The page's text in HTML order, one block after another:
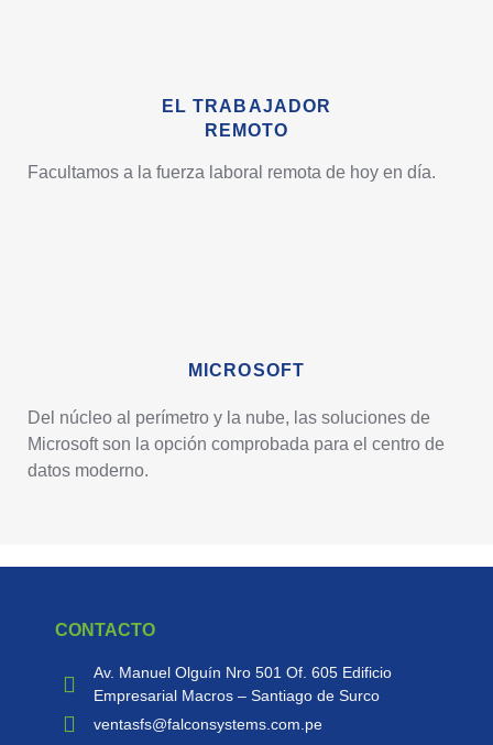
EL TRABAJADOR
REMOTO
Facultamos a la fuerza laboral remota de hoy en día.
MICROSOFT
Del núcleo al perímetro y la nube, las soluciones de
Microsoft son la opción comprobada para el centro de
datos moderno.
CONTACTO
Av. Manuel Olguín Nro 501 Of. 605 Edificio
Empresarial Macros – Santiago de Surco
ventasfs@falconsystems.com.pe